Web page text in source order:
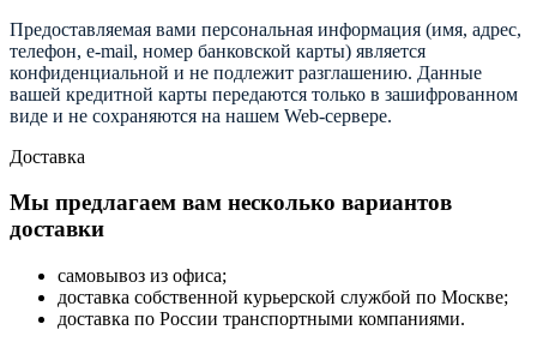
Предоставляемая вами персональная информация (имя, адрес,
телефон, e-mail, номер банковской карты) является
конфиденциальной и не подлежит разглашению. Данные
вашей кредитной карты передаются только в зашифрованном
виде и не сохраняются на нашем Web-сервере.
Доставка
Мы предлагаем вам несколько вариантов
доставки
самовывоз из офиса;
доставка собственной курьерской службой по Москве;
доставка по России транспортными компаниями.